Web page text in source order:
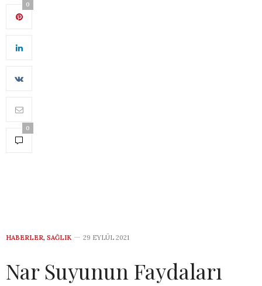
0
0
HABERLER, SAĞLIK 29 EYLÜL 2021
Nar Suyunun Faydaları